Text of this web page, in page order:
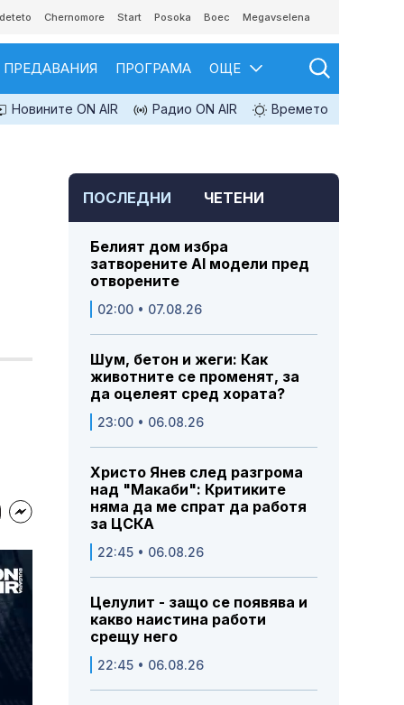
Chernomore Start Posoka Boec Megavselena
ПРЕДАВАНИЯ ПРОГРАМА ОЩЕ
Новините ON AIR Радио ON AIR Времето
ПОСЛЕДНИ ЧЕТЕНИ
Белият дом избра
затворените AI модели пред
отворените
02:00 • 07.08.26
Шум, бетон и жеги: Как
животните се променят, за
да оцелеят сред хората?
23:00 • 06.08.26
Христо Янев след разгрома
над "Макаби": Критиките
няма да ме спрат да работя
за ЦСКА
22:45 • 06.08.26
Целулит - защо се появява и
какво наистина работи
срещу него
22:45 • 06.08.26